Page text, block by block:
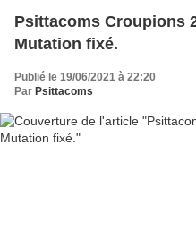
Psittacoms Croupions
Mutation fixé.
Publié le 19/06/2021 à 22:20
Par Psittacoms